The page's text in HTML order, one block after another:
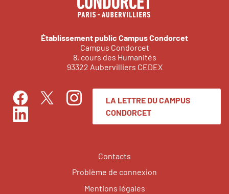
Établissement public Campus Condorcet
Campus Condorcet
8, cours des Humanités
93322 Aubervilliers CEDEX
FacebookTwitterInstagram
LinkedIn
LA LETTRE DU CAMPUS
CONDORCET
Contacts
Problème de connexion
Mentions légales